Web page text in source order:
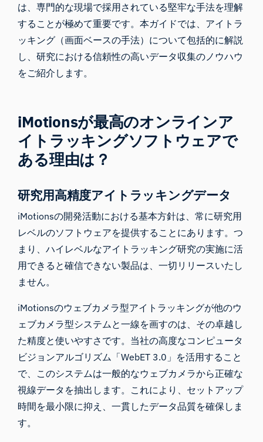
は、専門的な現場で採用されている堅牢な手法を理解
することが極めて重要です。本ガイドでは 、アイトラ
ッキング（画面ベースの手法） について包括的に解説
し、研究における信頼性の高いデータ収集のノウハウ
をご紹介します。
iMotionsが最高のオンラインア
イトラッキングソフトウェアで
ある理由は？
研究用高精度アイトラッキングデータ
iMotionsの開発活動における基本方針は、常に研究用
レベルのソフトウェアを提供することにあります。つ
まり、ハイレベルなアイトラッキング研究の実施に活
用できると確信できない製品は、一切リリースいたし
ません。
iMotionsのウェブカメラ型アイトラッキングが他のウ
ェブカメラ型システムと一線を画すのは、その卓越し
た精度と使いやすさです。当社の高度なコンピュータ
ビジョンアルゴリズム「WebET 3.0」を活用すること
で、このシステムは一般的なウェブカメラから正確な
視線データを抽出します。これにより、セットアップ
時間を最小限に抑え、一貫したデータ品質を確保しま
す。